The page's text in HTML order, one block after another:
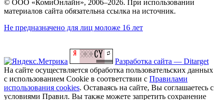
© ООО «КомиОнлайн», 2006–2026. При использовании
материалов сайта обязательна ссылка на источник.
Не предназначено для лиц моложе 16 лет
Разработка сайта — Ditarget
На сайте осуществляется обработка пользовательских данных
с использованием Cookie в соответствии с Правилами
использования cookies. Оставаясь на сайте, Вы соглашаетесь с
условиями Правил. Вы также можете запретить сохранение